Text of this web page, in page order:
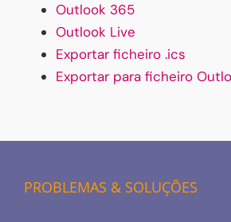
Outlook 365
Outlook Live
Exportar ficheiro .ics
Exportar para ficheiro
PROBLEMAS & SOLUÇÕES